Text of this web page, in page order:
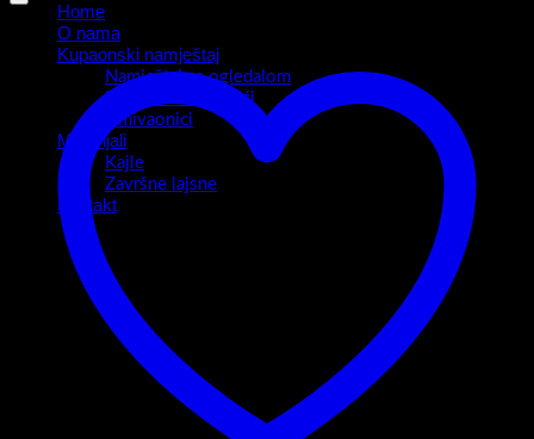
Home
O nama
Kupaonski namještaj
Namještaj sa ogledalom
Kupaonski ormarići
Umivaonici
Materijali
Kajle
Završne lajsne
Kontakt